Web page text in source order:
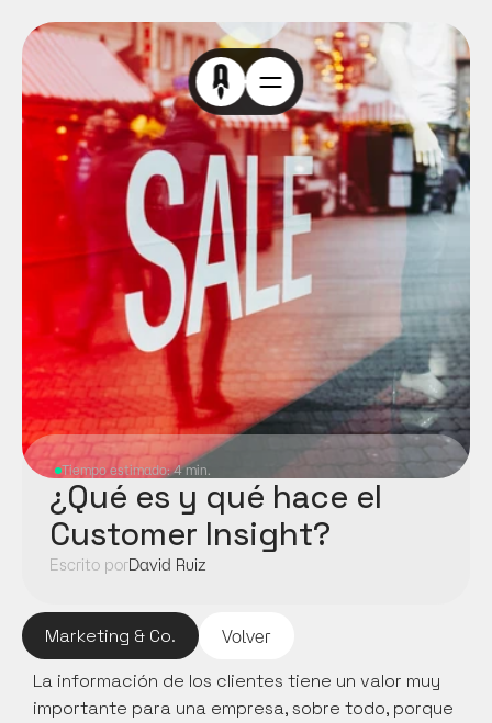
Marketing & Co. Volver
La información de los clientes tiene un valor muy
importante para una empresa, sobre todo, porque
Tiempo estimado: 4 min.
¿Qué es y qué hace el
Customer Insight?
Escrito porDavid Ruiz